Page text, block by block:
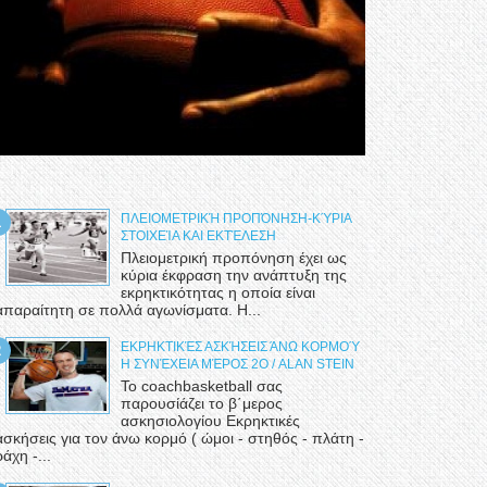
ΠΛΕΙΟΜΕΤΡΙΚΉ ΠΡΟΠΌΝΗΣΗ-ΚΎΡΙΑ
ΣΤΟΙΧΕΊΑ ΚΑΙ ΕΚΤΈΛΕΣΗ
Πλειομετρική προπόνηση έχει ως
κύρια έκφραση την ανάπτυξη της
εκρηκτικότητας η οποία είναι
σε πολλά αγωνίσματα. Η...
ΕΚΡΗΚΤΙΚΈΣ ΑΣΚΉΣΕΙΣ ΆΝΩ ΚΟΡΜΟΎ
Η ΣΥΝΈΧΕΙΑ ΜΈΡΟΣ 2Ο / ALAN STEIN
Το coachbasketball σας
παρουσίάζει το β΄μερος
ασκησιολογίου Εκρηκτικές
για τον άνω κορμό ( ώμοι - στηθός - πλάτη -
-...